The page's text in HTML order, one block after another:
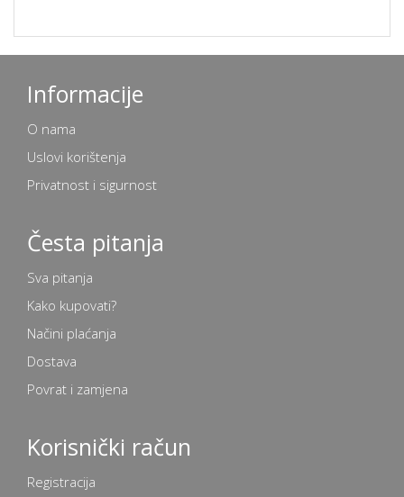
Informacije
O nama
Uslovi korištenja
Privatnost i sigurnost
Česta pitanja
Sva pitanja
Kako kupovati?
Načini plaćanja
Dostava
Povrat i zamjena
Korisnički račun
Registracija